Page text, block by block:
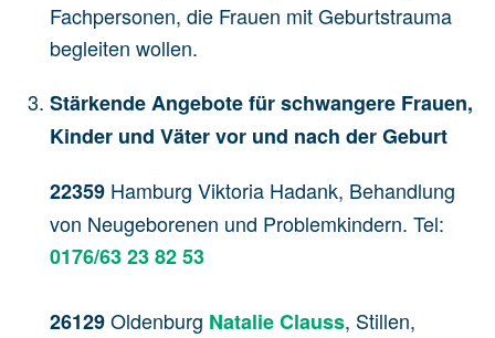
Fachpersonen, die Frauen mit Geburtstrauma
begleiten wollen.
Stärkende Angebote für schwangere Frauen,
Kinder und Väter vor und nach der Geburt
22359 Hamburg Viktoria Hadank, Behandlung
von Neugeborenen und Problemkindern. Tel:
0176/63 23 82 53
26129Oldenburg Natalie Clauss, Stillen,